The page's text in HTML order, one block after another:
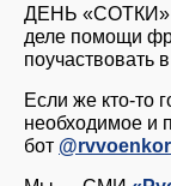
ДЕНЬ «СОТКИ»
деле помощи
поучаствовать в
Если же кто-то
необходимое и
бот